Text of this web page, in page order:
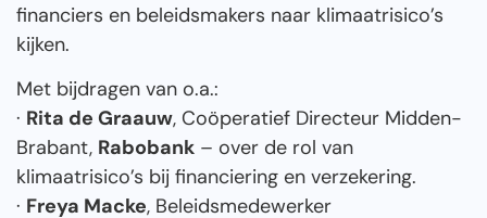
financiers en beleidsmakers naar klimaatrisico’s
kijken.
Met bijdragen van o.a.:
· Rita de Graauw, Coöperatief Directeur Midden-
Brabant, Rabobank – over de rol van
klimaatrisico’s bij financiering en verzekering.
· Freya Macke, Beleidsmedewerker